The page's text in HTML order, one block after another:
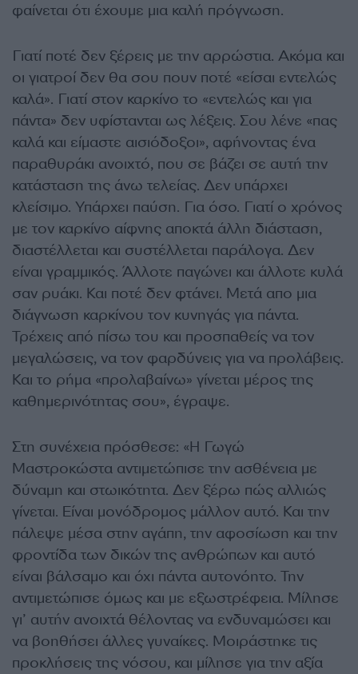
φαίνεται ότι έχουμε μια καλή πρόγνωση.
Γιατί ποτέ δεν ξέρεις με την αρρώστια. Ακόμα και
οι γιατροί δεν θα σου πουν ποτέ «είσαι εντελώς
καλά». Γιατί στον καρκίνο το «εντελώς και για
πάντα» δεν υφίστανται ως λέξεις. Σου λένε «πας
καλά και είμαστε αισιόδοξοι», αφήνοντας ένα
παραθυράκι ανοιχτό, που σε βάζει σε αυτή την
κατάσταση της άνω τελείας. Δεν υπάρχει
κλείσιμο. Υπάρχει παύση. Για όσο. Γιατί ο χρόνος
με τον καρκίνο αίφνης αποκτά άλλη διάσταση,
διαστέλλεται και συστέλλεται παράλογα. Δεν
είναι γραμμικός. Άλλοτε παγώνει και άλλοτε κυλά
σαν ρυάκι. Και ποτέ δεν φτάνει. Μετά απο μια
διάγνωση καρκίνου τον κυνηγάς για πάντα.
Τρέχεις από πίσω του και προσπαθείς να τον
μεγαλώσεις, να τον φαρδύνεις για να προλάβεις.
Και το ρήμα «προλαβαίνω» γίνεται μέρος της
καθημερινότητας σου», έγραψε.
Στη συνέχεια πρόσθεσε: «Η Γωγώ
Μαστροκώστα αντιμετώπισε την ασθένεια με
δύναμη και στωικότητα. Δεν ξέρω πώς αλλιώς
γίνεται. Είναι μονόδρομος μάλλον αυτό. Και την
πάλεψε μέσα στην αγάπη, την αφοσίωση και την
φροντίδα των δικών της ανθρώπων και αυτό
είναι βάλσαμο και όχι πάντα αυτονόητο. Την
αντιμετώπισε όμως και με εξωστρέφεια. Μίλησε
γι’ αυτήν ανοιχτά θέλοντας να ενδυναμώσει και
να βοηθήσει άλλες γυναίκες. Μοιράστηκε τις
προκλήσεις της νόσου, και μίλησε για την αξία